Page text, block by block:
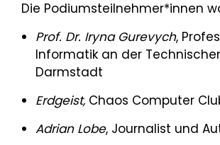
Die Podiumsteilnehmer*innen
Prof. Dr. Iryna Gurevych,
Informatik an der
Darmstadt
Erdgeist, Chaos Computer
Adrian Lobe, Journalist und